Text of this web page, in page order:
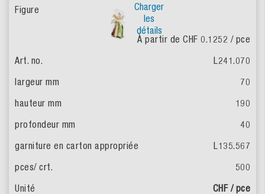
Charger
les
détails
À partir de CHF 0.1252 / pce
L241.070
70
190
40
L135.567
500
CHF / pce